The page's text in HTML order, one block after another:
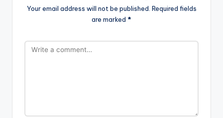
Your email address will not be published. Required fields
are marked *